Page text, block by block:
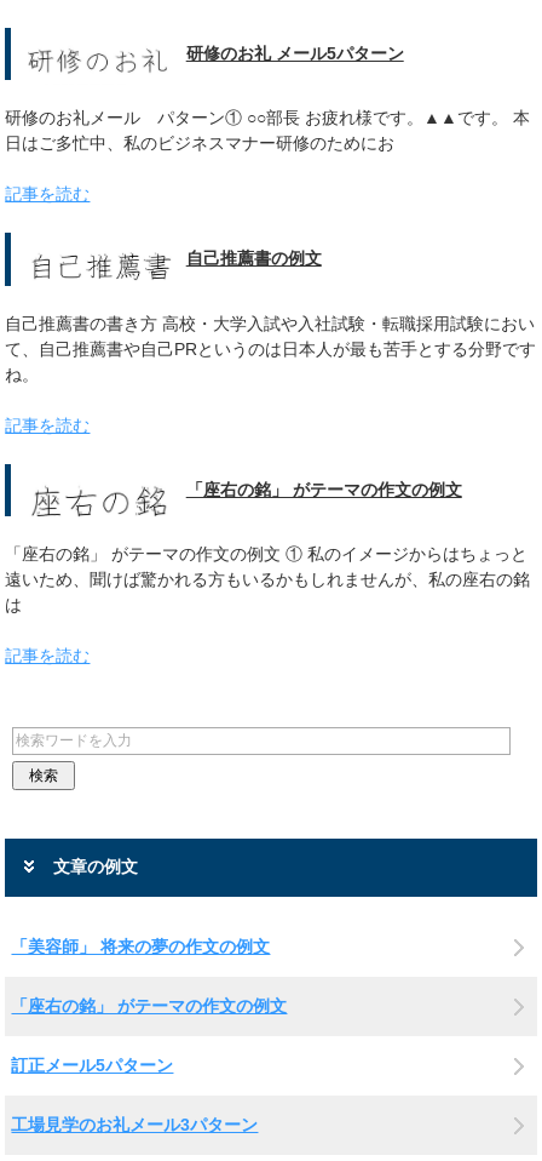
研修のお礼 メール5パターン
研修のお礼メール パターン① ○○部長 お疲れ様です。▲▲です。 本
日はご多忙中、私のビジネスマナー研修のためにお
記事を読む
自己推薦書の例文
自己推薦書の書き方 高校・大学入試や入社試験・転職採用試験におい
て、自己推薦書や自己PRというのは日本人が最も苦手とする分野です
ね。
記事を読む
「座右の銘」 がテーマの作文の例文
「座右の銘」 がテーマの作文の例文 ① 私のイメージからはちょっと
遠いため、聞けば驚かれる方もいるかもしれませんが、私の座右の銘
は
記事を読む
文章の例文
「美容師」 将来の夢の作文の例文
「座右の銘」 がテーマの作文の例文
訂正メール5パターン
工場見学のお礼メール3パターン